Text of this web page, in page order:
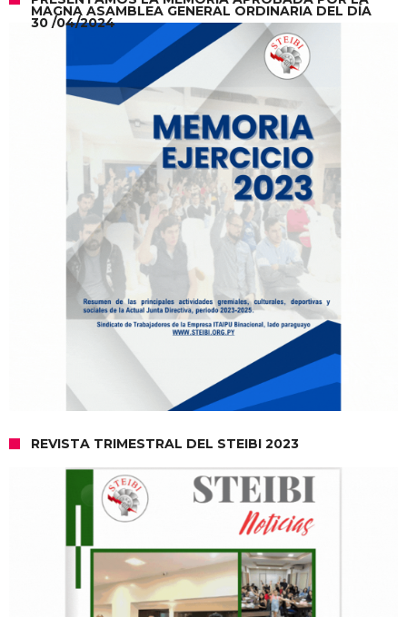
MAGNA ASAMBLEA GENERAL ORDINARIA DEL DÍA
30 /04/2024
REVISTA TRIMESTRAL DEL STEIBI 2023